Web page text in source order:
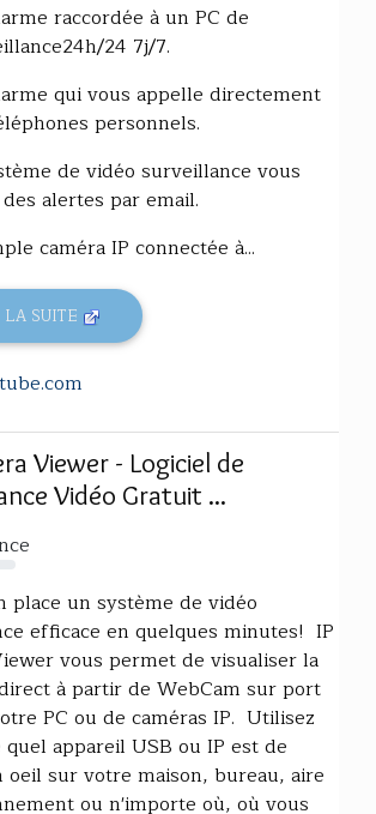
raccordée à un PC de
24 7j/7.
qui vous appelle directement
personnels.
de vidéo surveillance vous
alertes par email.
caméra IP connectée à...
SUITE
Viewer - Logiciel de
Vidéo Gratuit ...
place un système de vidéo
efficace en quelques minutes! IP
vous permet de visualiser la
à partir de WebCam sur port
PC ou de caméras IP. Utilisez
appareil USB ou IP est de
oeil sur votre maison, bureau, aire
ou n'importe où, où vous